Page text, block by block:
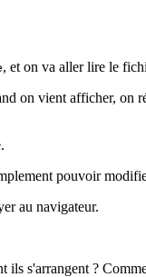
, et on va aller lire le
on vient afficher, on
pouvoir
au navigateur.
s'arrangent ?